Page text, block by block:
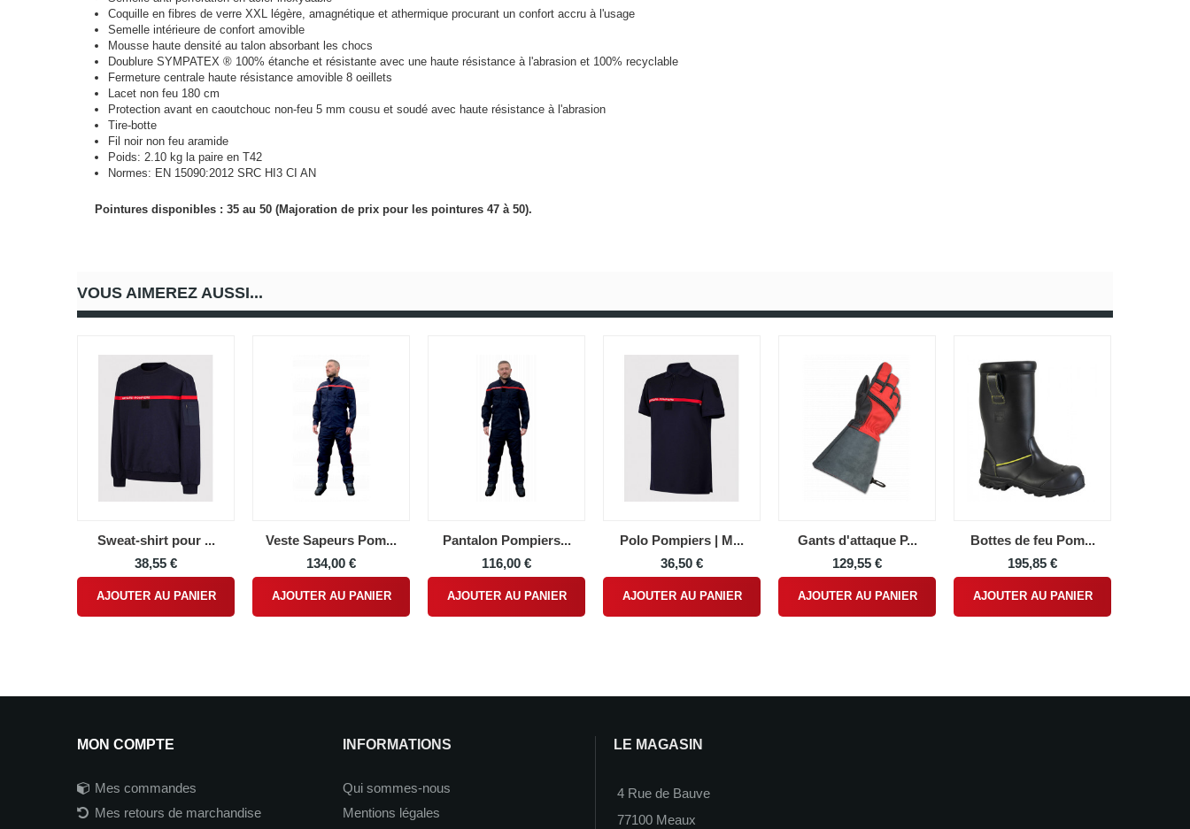
Coquille en fibres de verre XXL légère, amagnétique et athermique procurant un confort accru à l'usage
Semelle intérieure de confort amovible
Mousse haute densité au talon absorbant les chocs
Doublure SYMPATEX ® 100% étanche et résistante avec une haute résistance à l'abrasion et 100% recyclable
Fermeture centrale haute résistance amovible 8 oeillets
Lacet non feu 180 cm
Protection avant en caoutchouc non-feu 5 mm cousu et soudé avec haute résistance à l'abrasion
Tire-botte
Fil noir non feu aramide
Poids: 2.10 kg la paire en T42
Normes: EN 15090:2012 SRC HI3 CI AN
Pointures disponibles : 35 au 50 (Majoration de prix pour les pointures 47 à 50).
VOUS AIMEREZ AUSSI...
Sweat-shirt pour ...
38,55 €
AJOUTER AU PANIER
Veste Sapeurs Pom...
134,00 €
AJOUTER AU PANIER
Pantalon Pompiers...
116,00 €
AJOUTER AU PANIER
Polo Pompiers | M...
36,50 €
AJOUTER AU PANIER
Gants d'attaque P...
129,55 €
AJOUTER AU PANIER
Bottes de feu Pom...
195,85 €
AJOUTER AU PANIER
MON COMPTE
Mes commandes
Mes retours de marchandise
INFORMATIONS
Qui sommes-nous
Mentions légales
LE MAGASIN
4 Rue de Bauve
77100 Meaux